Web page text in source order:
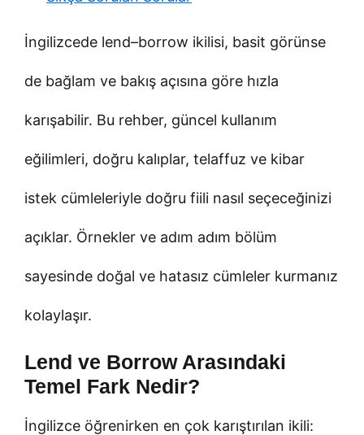
İngilizcede lend–borrow ikilisi, basit görünse
de bağlam ve bakış açısına göre hızla
karışabilir. Bu rehber, güncel kullanım
eğilimleri, doğru kalıplar, telaffuz ve kibar
istek cümleleriyle doğru fiili nasıl seçeceğinizi
açıklar. Örnekler ve adım adım bölüm
sayesinde doğal ve hatasız cümleler kurmanız
kolaylaşır.
Lend ve Borrow Arasındaki
Temel Fark Nedir?
İngilizce öğrenirken en çok karıştırılan ikili: